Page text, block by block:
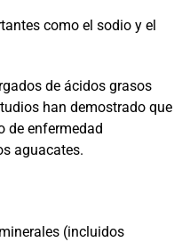
como el sodio y el
de ácidos grasos
han demostrado que
de enfermedad
aguacates.
(incluidos